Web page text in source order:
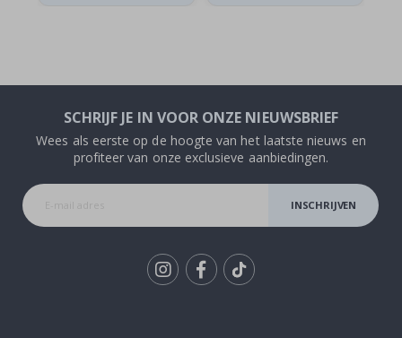
SCHRIJF JE IN VOOR ONZE NIEUWSBRIEF
Wees als eerste op de hoogte van het laatste nieuws en
profiteer van onze exclusieve aanbiedingen.
INSCHRIJVEN